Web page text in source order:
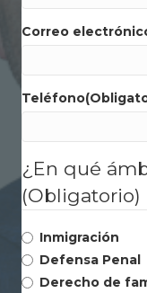
Correo
Teléfono
¿En qué
(Obligatorio)
Inmigración
Defensa Penal
Derecho de